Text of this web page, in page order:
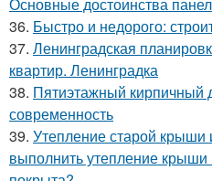
36. Быстро и недорого:
37. Ленинградская
квартир. Ленинградка
38. Пятиэтажный кирпичный
современность
39. Утепление старой крыши
выполнить утепление крыши